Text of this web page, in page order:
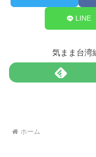
LINE
気まま台湾
ホーム